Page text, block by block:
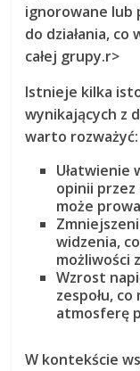
ignorowane lub
do działania,
całej grupy.r>
Istnieje kilka
wynikających z
warto rozważyć:
Ułatwienie
opinii
może
widzenia,
możliwości
Wzrost
zespołu,
atmosferę
W kontekście